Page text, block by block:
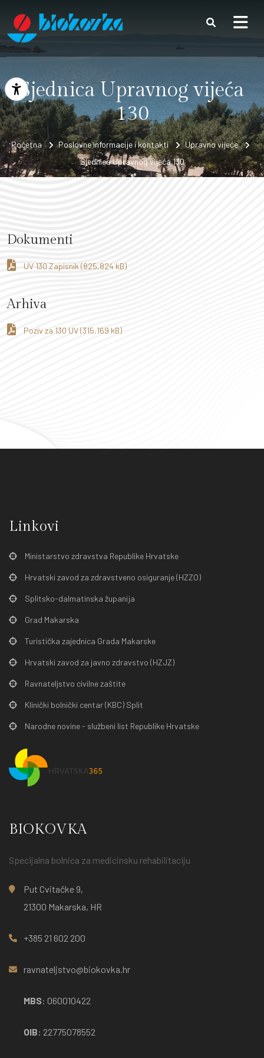
Prikaži postavke pristupačnosti
Sjednica Upravnog vijeća
130
Početna Poslovne informacije i kontakti
Upravno vijeće
Sjednica Upravnog vijeća 130
Dokumenti
UV 130 Zapisnik (825,824 kB)
Arhiva
Poziv za 130 UV (315,169 kB)
Linkovi
Ministarstvo zdravstva Republike Hrvatske
Hrvatski zavod za zdravstveno osiguranje (HZZO)
Splitsko-dalmatinska županija
Grad Makarska
Turistička zajednica Grada Makarske
Hrvatski zavod za javno zdravstvo (HZJZ)
Ravnateljstvo civilne zaštite
Klinički bolnički centar (KBC) Split
Narodne novine - službeni list Republike Hrvatske
BIOKOVKA
Specijalna bolnica za medicinsku rehabilitaciju
Put Cvitačke 9,
21300 Makarska, HR
+385 21 602 200
ravnateljstvo@biokovka.hr
MBS: 060010422
OIB: 22775078552